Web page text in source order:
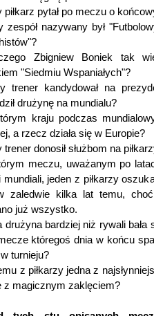
piłkarz pytał po meczu o
zespół nazywany był
Zbigniew Boniek tak
"Siedmiu Wspaniałych"?
trener kandydował na
drużynę na mundialu?
kraju podczas
a rzecz działa się w Europie?
trener donosił służbom na
meczu, uważanym po
mundiali, jeden z piłkarzy
zaledwie kilka lat temu,
już wszystko.
drużyna bardziej niż rywali
któregoś dnia w końcu
w turnieju?
z piłkarzy jedna z
z magicznym zaklęciem?